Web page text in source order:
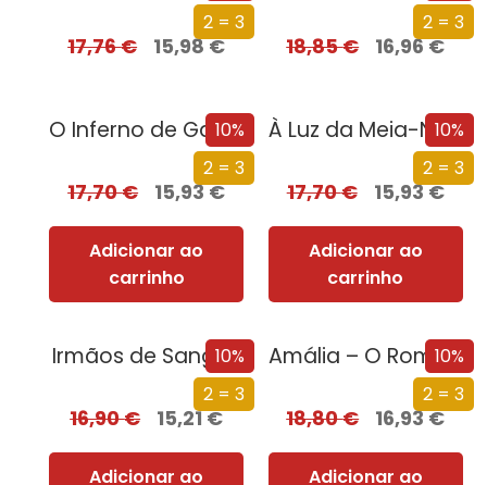
2 = 3
17,76€ 15,98€
2 = 3
18,85€ 16,96€
10%
2 = 3
O Inferno de Gabriel
17,70€ 15,93€
Adicionar ao
carrinho
10%
2 = 3
À Luz da Meia-Noite
17,70€ 15,93€
Adicionar ao
carrinho
10%
2 = 3
Irmãos de Sangue
16,90€ 15,21€
Adicionar ao
10%
2 = 3
Amália – O Romance da Sua Vida
18,80€ 16,93€
Adicionar ao